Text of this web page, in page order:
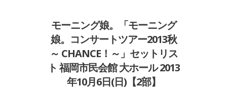
モーニング娘。「モーニング
娘。コンサートツアー2013秋
～ CHANCE！～」セットリス
ト 福岡市民会館 大ホール 2013
年10月6日(日)【2部】